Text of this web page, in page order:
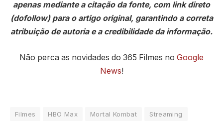
apenas mediante a citação da fonte, com link direto
(dofollow) para o artigo original, garantindo a correta
atribuição de autoria e a credibilidade da informação.
Não perca as novidades do 365 Filmes no Google
News!
Filmes HBO Max Mortal Kombat Streaming